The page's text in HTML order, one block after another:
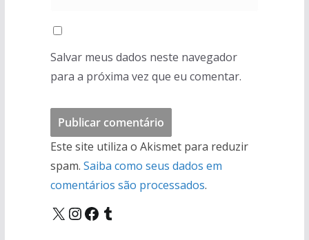
Salvar meus dados neste navegador
para a próxima vez que eu comentar.
Este site utiliza o Akismet para reduzir
spam. Saiba como seus dados em
comentários são processados.
X InstagramFacebook Tumblr